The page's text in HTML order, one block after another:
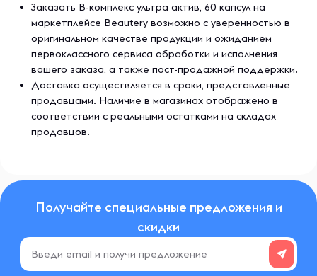
Заказать B-комплекс ультра актив, 60 капсул на
маркетплейсе Beautery возможно с уверенностью в
оригинальном качестве продукции и ожиданием
первоклассного сервиса обработки и исполнения
вашего заказа, а также пост-продажной поддержки.
Доставка осуществляется в сроки, представленные
продавцами. Наличие в магазинах отображено в
соответствии с реальными остатками на складах
продавцов.
Получайте специальные предложения и
скидки